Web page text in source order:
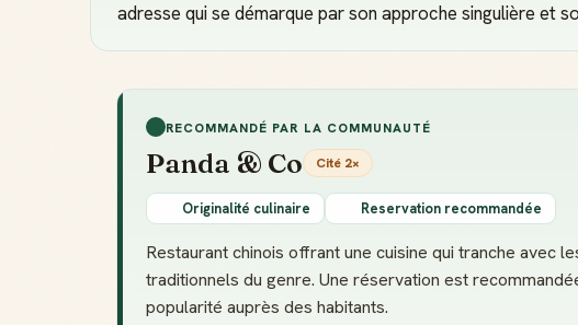
adresse qui se démarque par son approche singulière et
RECOMMANDÉ PAR LA COMMUNAUTÉ
Panda & Co Cité 2×
Originalité culinaire Reservation recommandée
Restaurant chinois offrant une cuisine qui tranche avec
traditionnels du genre. Une réservation est
popularité auprès des habitants.